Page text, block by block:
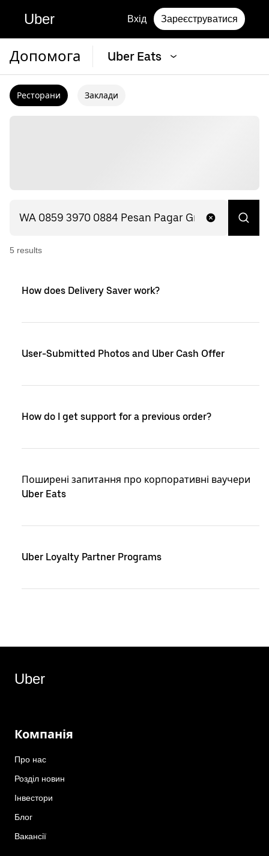
Uber Вхід Зареєструватися
Допомога Uber Eats
Ресторани Заклади
5 results
How does Delivery Saver work?
User-Submitted Photos and Uber Cash Offer
How do I get support for a previous order?
Поширені запитання про корпоративні ваучери
Uber Eats
Uber Loyalty Partner Programs
Uber
Компанія
Про нас
Розділ новин
Інвестори
Блог
Вакансії